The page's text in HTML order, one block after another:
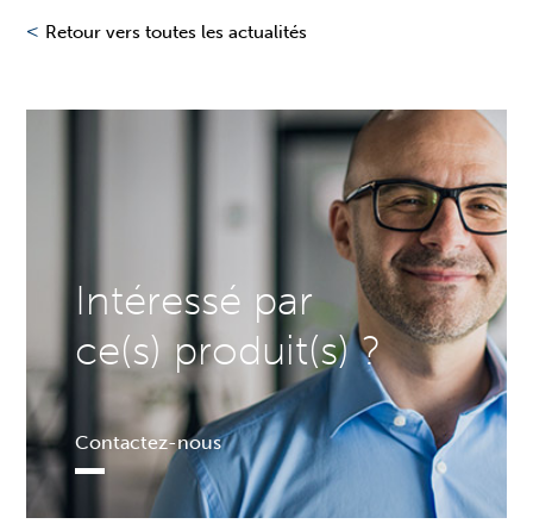
< Retour vers toutes les actualités
Intéressé par
ce(s) produit(s) ?
Contactez-nous